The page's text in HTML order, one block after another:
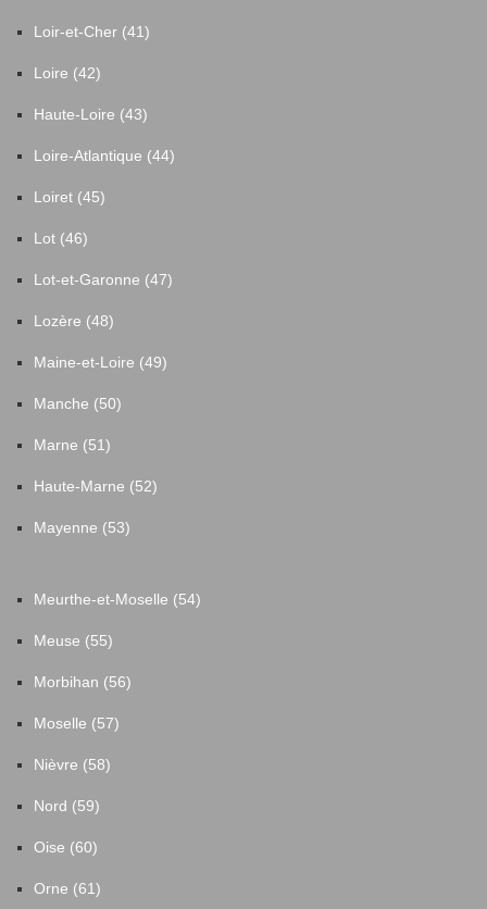
Loir-et-Cher (41)
Loire (42)
Haute-Loire (43)
Loire-Atlantique (44)
Loiret (45)
Lot (46)
Lot-et-Garonne (47)
Lozère (48)
Maine-et-Loire (49)
Manche (50)
Marne (51)
Haute-Marne (52)
Mayenne (53)
Meurthe-et-Moselle (54)
Meuse (55)
Morbihan (56)
Moselle (57)
Nièvre (58)
Nord (59)
Oise (60)
Orne (61)